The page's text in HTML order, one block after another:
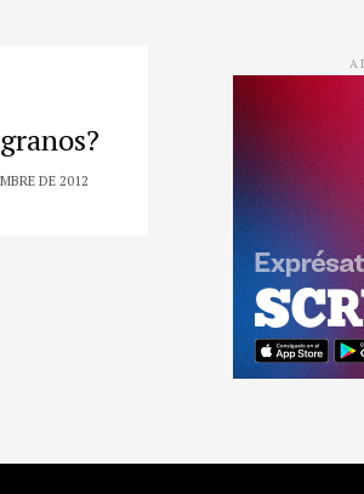
DE 2012